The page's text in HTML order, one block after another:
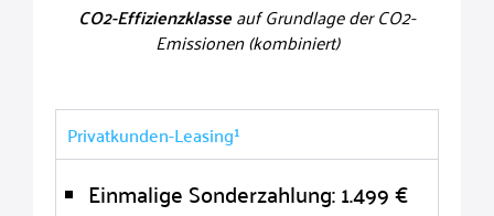
CO2-Effizienzklasseauf Grundlage der CO2-
Emissionen (kombiniert)
Privatkunden-Leasing¹
Einmalige Sonderzahlung: 1.499 €